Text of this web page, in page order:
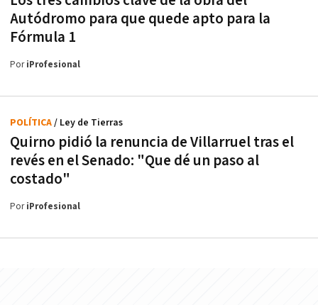
Autódromo para que quede apto para la
Fórmula 1
PoriProfesional
Quirno pidió la renuncia de Villarruel tras el
revés en el Senado: "Que dé un paso al
costado"
POLÍTICA/ Ley de Tierras
PoriProfesional